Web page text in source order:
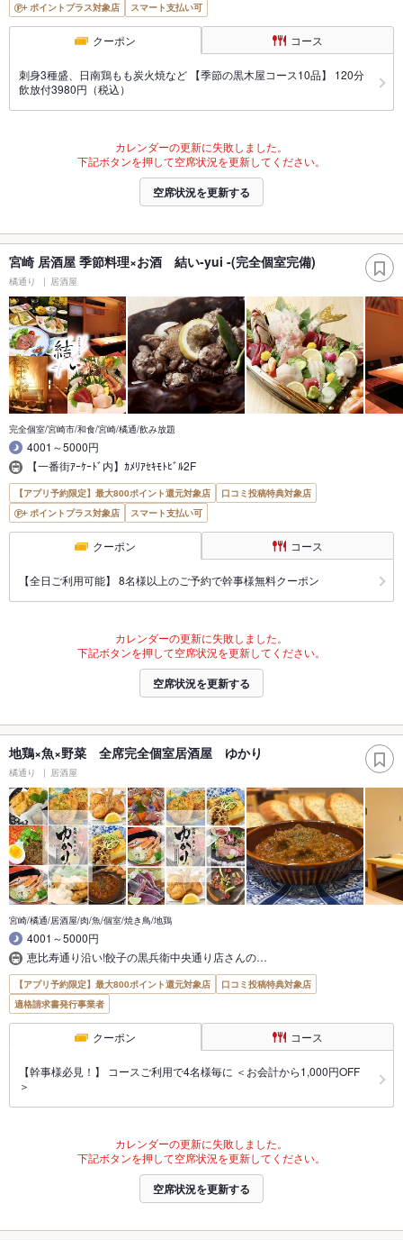
ポイントプラス対象店
スマート支払い可
クーポン コース
刺身3種盛、日南鶏もも炭火焼など 【季節の黒木屋コース10品】 120分
飲放付3980円（税込）
カレンダーの更新に失敗しました。
下記ボタンを押して空席状況を更新してください。
空席状況を更新する
宮崎 居酒屋 季節料理×お酒 結い-yui -(完全個室完備)
橘通り 居酒屋
完全個室/宮崎市/和食/宮崎/橘通/飲み放題
4001～5000円
【一番街ｱｰｹｰﾄﾞ内】ｶﾒﾘｱｾｷﾓﾄﾋﾞﾙ2F
【アプリ予約限定】最大800ポイント還元対象店
口コミ投稿特典対象店
ポイントプラス対象店
スマート支払い可
クーポン コース
【全日ご利用可能】 8名様以上のご予約で幹事様無料クーポン
カレンダーの更新に失敗しました。
下記ボタンを押して空席状況を更新してください。
空席状況を更新する
地鶏×魚×野菜 全席完全個室居酒屋 ゆかり
橘通り 居酒屋
宮崎/橘通/居酒屋/肉/魚/個室/焼き鳥/地鶏
4001～5000円
恵比寿通り沿い!餃子の黒兵衛中央通り店さんの…
【アプリ予約限定】最大800ポイント還元対象店
口コミ投稿特典対象店
適格請求書発行事業者
クーポン コース
【幹事様必見！】 コースご利用で4名様毎に ＜お会計から1,000円OFF
＞
カレンダーの更新に失敗しました。
下記ボタンを押して空席状況を更新してください。
空席状況を更新する